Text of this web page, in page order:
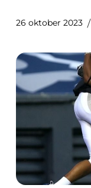
26 oktober 2023